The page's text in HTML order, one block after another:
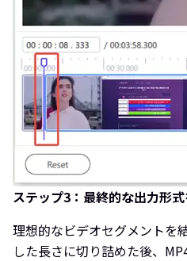
ステップ3：最終的な出力形
理想的なビデオセグメントを
した長さに切り詰めた後、